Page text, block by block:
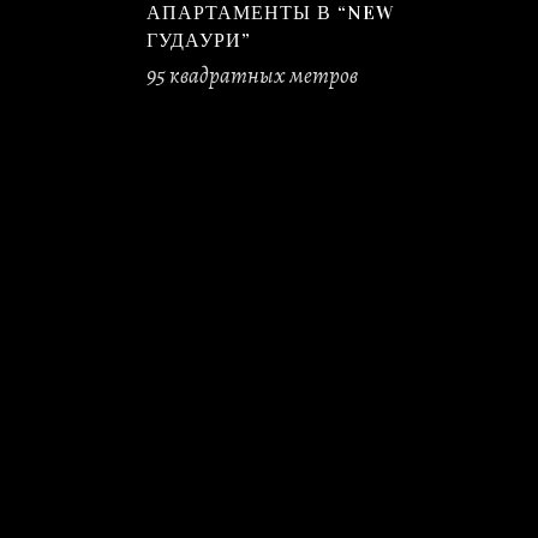
АПАРТАМЕНТЫ В “NEW
ГУДАУРИ”
95 квадратных метров